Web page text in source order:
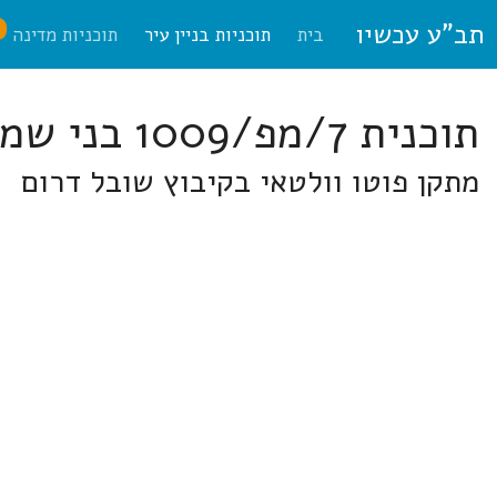
תב"ע עכשיו בית תוכניות בניין עיר תוכניות מדינה
תוכנית 7/מפ/1009 בני שמעון
מתקן פוטו וולטאי בקיבוץ שובל דרום